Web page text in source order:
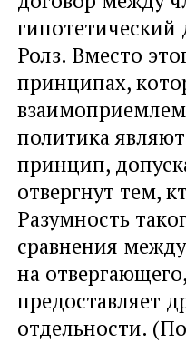
гипотетический
Ролз. Вместо
принципах,
политика
принцип,
отвергнут тем,
Разумность
сравнения
на
предоставляет
отдельности.